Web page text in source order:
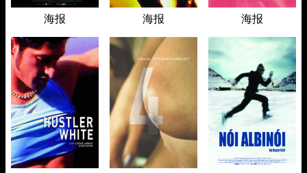
海报 海报 海报